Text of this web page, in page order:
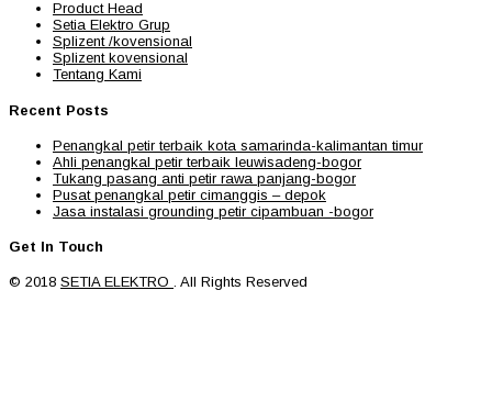
Product Head
Setia Elektro Grup
Splizent /kovensional
Splizent kovensional
Tentang Kami
Recent Posts
Penangkal petir terbaik kota samarinda-kalimantan timur
Ahli penangkal petir terbaik leuwisadeng-bogor
Tukang pasang anti petir rawa panjang-bogor
Pusat penangkal petir cimanggis – depok
Jasa instalasi grounding petir cipambuan -bogor
Get In Touch
© 2018 SETIA ELEKTRO . All Rights Reserved